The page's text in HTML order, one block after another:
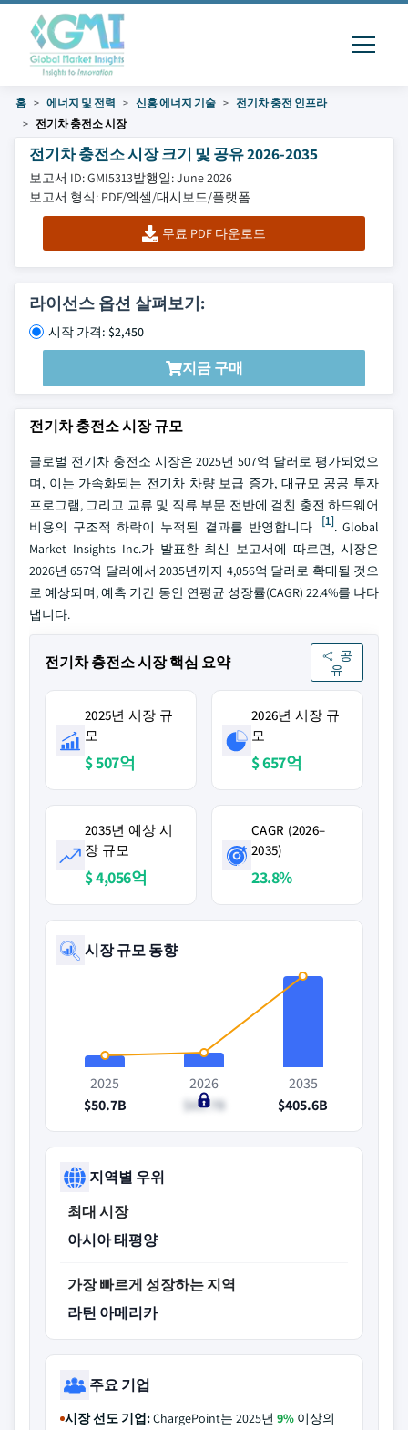
홈 에너지 및 전력 신흥 에너지 기술
전기차 충전 인프라
전기차 충전소 시장
전기차 충전소 시장 크기 및 공유 2026-2035
보고서 ID: GMI5313발행일: June 2026
보고서 형식: PDF/엑셀/대시보드/플랫폼
무료 PDF 다운로드
라이선스 옵션 살펴보기:
시작 가격: $2,450
지금 구매
전기차 충전소 시장 규모
글로벌 전기차 충전소 시장은 2025년 507억 달러로 평가되었으
며, 이는 가속화되는 전기차 차량 보급 증가, 대규모 공공 투자
프로그램, 그리고 교류 및 직류 부문 전반에 걸친 충전 하드웨어
비용의 구조적 하락이 누적된 결과를 반영합니다
[1]. Global
Market Insights Inc.가 발표한 최신 보고서에 따르면, 시장은
2026년 657억 달러에서 2035년까지 4,056억 달러로 확대될 것으
로 예상되며, 예측 기간 동안 연평균 성장률(CAGR) 22.4%를 나타
냅니다.
전기차 충전소 시장 핵심 요약
공
유
2025년 시장 규
모
$ 507억
2026년 시장 규
모
$ 657억
2035년 예상 시
장 규모
$ 4,056억
CAGR (2026–
2035)
23.8%
시장 규모 동향
2025
$50.7B
2026
$65.7B
2035
$405.6B
지역별 우위
최대 시장
아시아 태평양
가장 빠르게 성장하는 지역
라틴 아메리카
주요 기업
시장 선도 기업:ChargePoint는 2025년 9% 이상의